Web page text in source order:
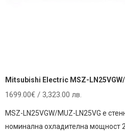
Mitsubishi Electric MSZ-
1699.00€ / 3,323.00 лв.
MSZ-LN25VGW/MUZ-LN25VG е
номинална охладителна мощност